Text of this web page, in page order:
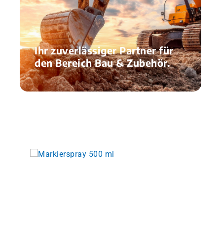
Ihr zuverlässiger Partner für
den Bereich Bau & Zubehör.